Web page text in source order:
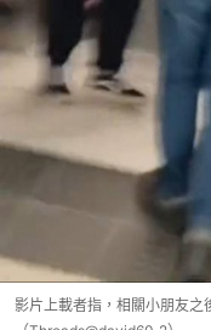
影片上載者指，相關小朋友之